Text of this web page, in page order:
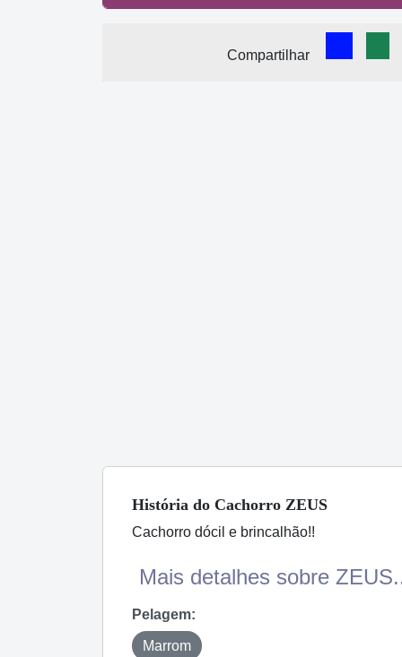
Compartilhar
História do Cachorro ZEUS
Cachorro dócil e brincalhão!!
Mais detalhes sobre
Pelagem:
Marrom